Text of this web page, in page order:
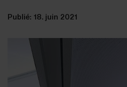
Publié: 18. juin 2021